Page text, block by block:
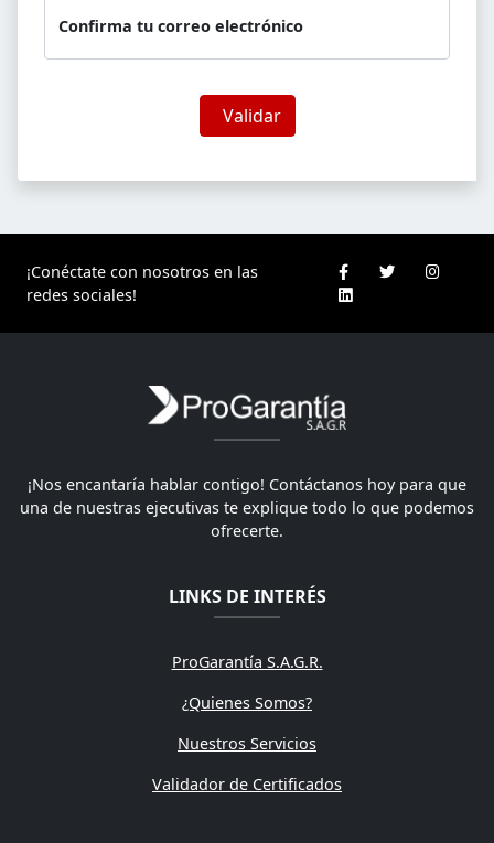
Confirma tu correo electrónico
Validar
¡Conéctate con nosotros en las
redes sociales!
¡Nos encantaría hablar contigo! Contáctanos hoy para que
una de nuestras ejecutivas te explique todo lo que podemos
ofrecerte.
LINKS DE INTERÉS
ProGarantía S.A.G.R.
¿Quienes Somos?
Nuestros Servicios
Validador de Certificados